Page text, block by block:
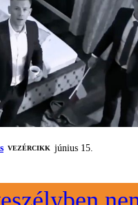
VEZÉRCIKK június 15.